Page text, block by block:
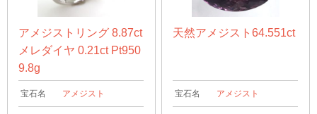
アメジストリング 8.87ct
メレダイヤ 0.21ct Pt950
9.8g
宝石名 アメジスト
天然アメジスト64.551ct
宝石名 アメジスト